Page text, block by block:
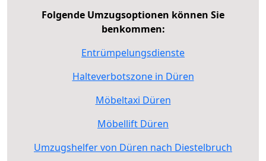
Folgende Umzugsoptionen können Sie
benkommen:
Entrümpelungsdienste
Halteverbotszone in Düren
Möbeltaxi Düren
Möbellift Düren
Umzugshelfer von Düren nach Diestelbruch